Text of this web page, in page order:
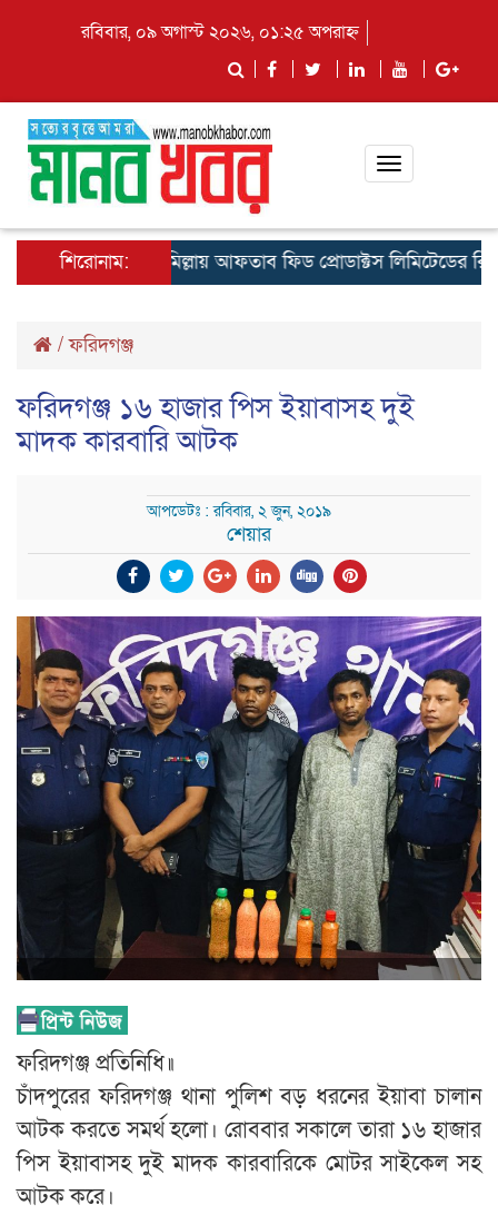
রবিবার, ০৯ অগাস্ট ২০২৬, ০১:২৫ অপরাহ্ন
Toggle
শিরোনাম:কুমিল্লায় আফতাব ফিড প্রোডাক্টস লিমিটেডের
/ফরিদগঞ্জ
ফরিদগঞ্জ ১৬ হাজার পিস ইয়াবাসহ দুই
মাদক কারবারি আটক
আপডেটঃ : রবিবার, ২ জুন, ২০১৯
শেয়ার
ফরিদগঞ্জ প্রতিনিধি॥
চাঁদপুরের ফরিদগঞ্জ থানা পুলিশ বড় ধরনের ইয়াবা চালান
আটক করতে সমর্থ হলো। রোববার সকালে তারা ১৬ হাজার
পিস ইয়াবাসহ দুই মাদক কারবারিকে মোটর সাইকেল সহ
আটক করে।